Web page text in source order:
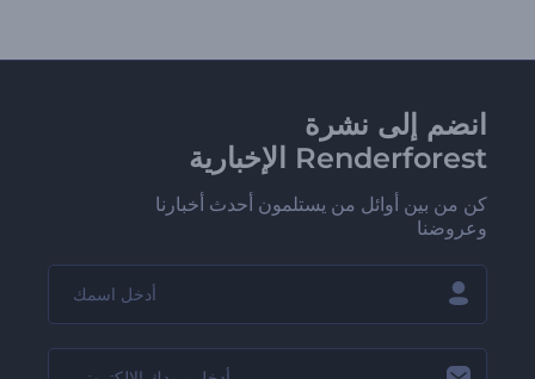
انضم إلى نشرة
Renderforest الإخبارية
كن من بين أوائل من يستلمون أحدث أخبارنا
وعروضنا